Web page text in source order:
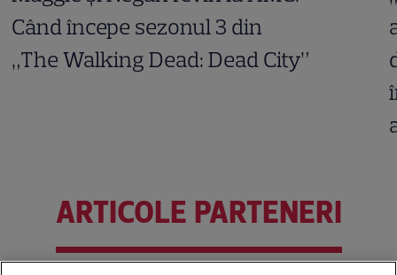
Când începe sezonul 3 din
„The Walking Dead: Dead City”
ARTICOLE PARTENERI